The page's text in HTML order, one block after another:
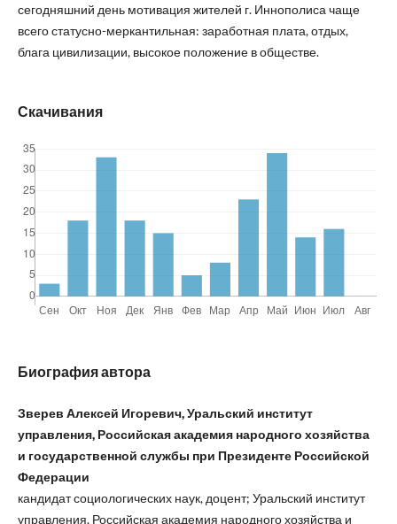
сегодняшний день мотивация жителей г. Иннополиса чаще
всего статусно-меркантильная: заработная плата, отдых,
блага цивилизации, высокое положение в обществе.
Скачивания
Биография автора
Зверев Алексей Игоревич, Уральский институт
управления, Российская академия народного хозяйства
и государственной службы при Президенте Российской
Федерации
кандидат социологических наук, доцент; Уральский институт
управления, Российская академия народного хозяйства и